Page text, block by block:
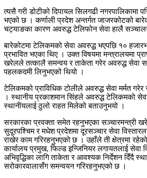
त्यसै गरी डोटीको दिपायल सिलगढी नगरपालिकामा
भएको छ । कर्णाली प्रदेश अन्तर्गत जाजरकोटको
चट्याङका कारण अवरुद्ध टेलिफोन सेवा हालै
बारेकोटमा टेलिकमको सेवा अवरुद्ध भएपछि १०
प्रभावित भएका थिए । उक्त विषयमा मन्त्रालयमा
खरेलले तत्कालै समन्वय र ताकेता गरेर अवरुद्ध सेवा
पहलकदमी लिनुभएको थियो ।
टेलिकमको प्राविधिक टोलीले अवरुद्ध सेवा मर्मत
। स्थानीय प्रकाशमान सिंहले अवरुद्ध टेलिकमको
स्थानीयलाई ठुलो राहत मिलेको बताउनुभयो ।
सरकारका प्रवक्ता समेत रहनुभएका सञ्चारमन्त्री
सुदूरपश्चिम र मधेश प्रदेशमा दूरसञ्चार सेवा
राखेर काम गरिरहनुभएको छ । उहाँले ती क्षेत्रमा
कार्यालय प्रमुख, फिल्ड इन्जिनियर लगायतलाई सेवा
अभिवृद्धिका लागि ताकेता र आवश्यक निर्देशन दिँदै
सरोकारवालासँग समन्वयन गरिरहनुभएको छ ।